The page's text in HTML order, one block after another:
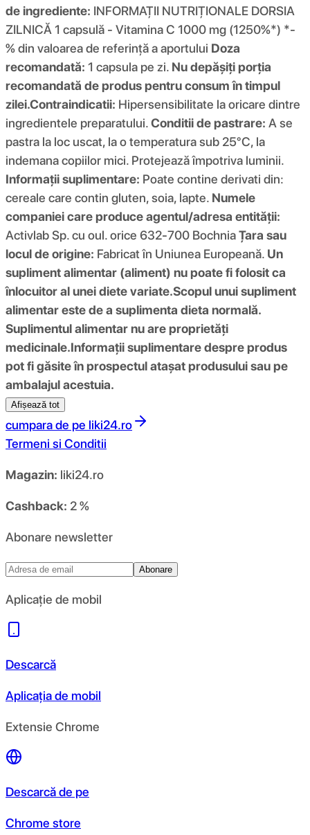
de ingrediente: INFORMAȚII NUTRIȚIONALE DORSIA
ZILNICĂ 1 capsulă - Vitamina C 1000 mg (1250%*) *-
% din valoarea de referință a aportului Doza
recomandată: 1 capsula pe zi. Nu depășiți porția
recomandată de produs pentru consum în timpul
zilei.Contraindicatii: Hipersensibilitate la oricare dintre
ingredientele preparatului.Conditii de pastrare: A se
pastra la loc uscat, la o temperatura sub 25°C, la
indemana copiilor mici. Protejează împotriva luminii.
Informații suplimentare: Poate contine derivati ​​din:
cereale care contin gluten, soia, lapte. Numele
companiei care produce agentul/adresa entității:
Activlab Sp. cu oul. orice 632-700 BochniaȚara sau
locul de origine: Fabricat în Uniunea Europeană. Un
supliment alimentar (aliment) nu poate fi folosit ca
înlocuitor al unei diete variate.Scopul unui supliment
alimentar este de a suplimenta dieta normală.
Suplimentul alimentar nu are proprietăți
medicinale.Informații suplimentare despre produs
pot fi găsite în prospectul atașat produsului sau pe
ambalajul acestuia.
Afișează tot
cumpara de pe liki24.ro
Termeni si Conditii
Magazin: liki24.ro
Cashback: 2 %
Abonare newsletter
Abonare
Aplicație de mobil
Descarcă
Aplicația de mobil
Extensie Chrome
Descarcă de pe
Chrome store